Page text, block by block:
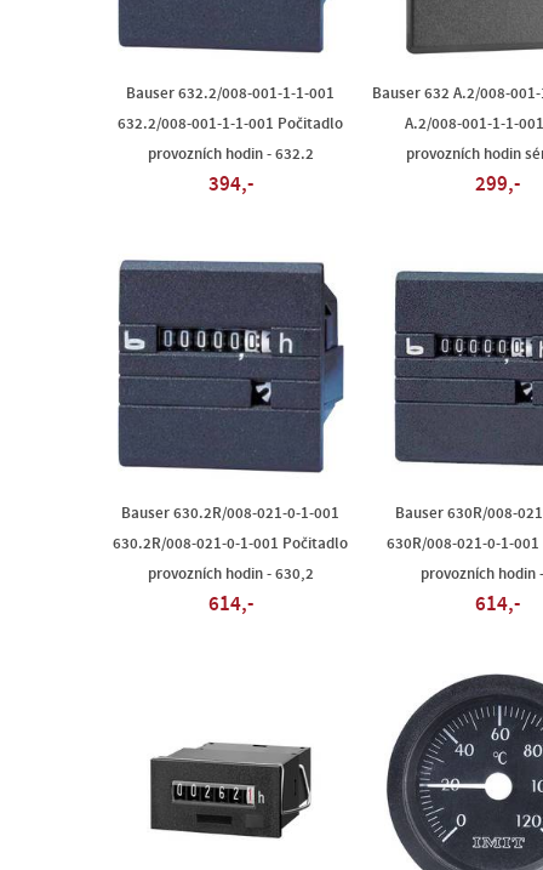
Bauser 632.2/008-001-1-1-001
632.2/008-001-1-1-001 Počitadlo
provozních hodin - 632.2
394,-
Bauser 632 A.2/008-
A.2/008-001-1-1-
provozních hodin
299,-
Bauser 630.2R/008-021-0-1-001
630.2R/008-021-0-1-001 Počitadlo
provozních hodin - 630,2
614,-
Bauser 630R/008-
630R/008-021-0-1-
provozních hodin
614,-